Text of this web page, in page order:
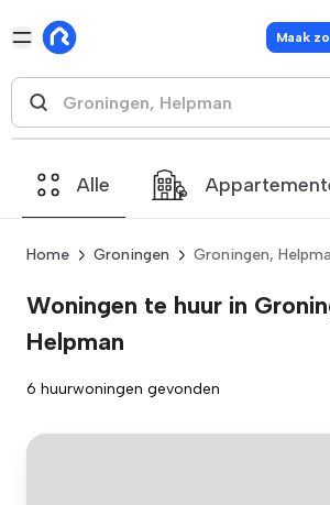
Maak
Alle
Home Groningen Groningen,
Woningen te huur in
Helpman
6 huurwoningen gevonden